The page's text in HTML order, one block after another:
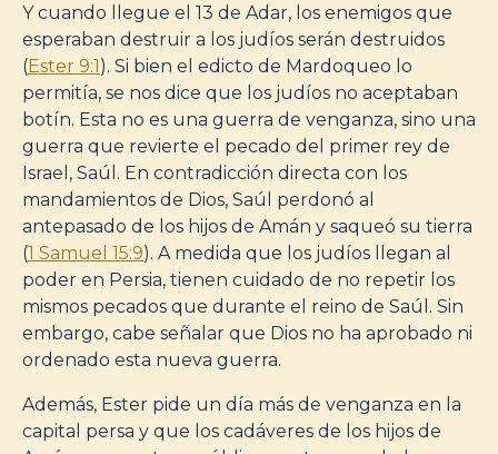
Y cuando llegue el 13 de Adar, los enemigos que
esperaban destruir a los judíos serán destruidos
(Ester 9:1). Si bien el edicto de Mardoqueo lo
permitía, se nos dice que los judíos no aceptaban
botín. Esta no es una guerra de venganza, sino una
guerra que revierte el pecado del primer rey de
Israel, Saúl. En contradicción directa con los
mandamientos de Dios, Saúl perdonó al
antepasado de los hijos de Amán y saqueó su tierra
(1 Samuel 15:9). A medida que los judíos llegan al
poder en Persia, tienen cuidado de no repetir los
mismos pecados que durante el reino de Saúl. Sin
embargo, cabe señalar que Dios no ha aprobado ni
ordenado esta nueva guerra.
Además, Ester pide un día más de venganza en la
capital persa y que los cadáveres de los hijos de